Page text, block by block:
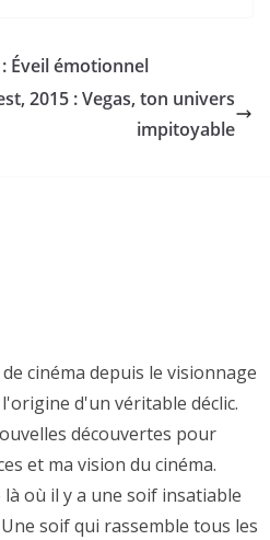
: Éveil émotionnel
2015 : Vegas, ton univers
impitoyable
cinéma depuis le visionnage
d'un véritable déclic.
découvertes pour
et ma vision du cinéma.
où il y a une soif insatiable
soif qui rassemble tous les